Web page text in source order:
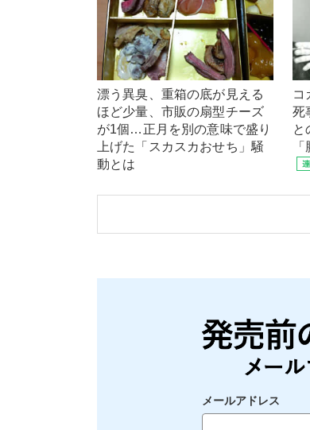
漂う異臭、重箱の底が見える
ほど少量、市販の扇型チーズ
が1個…正月を別の意味で盛り
上げた「スカスカおせち」騒
動とは
コ
死
と
メールアドレス